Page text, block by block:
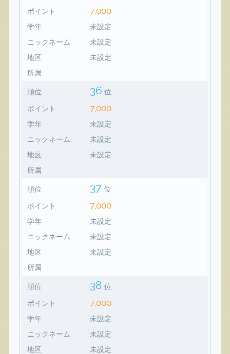
ポイント 7,000
学年
未設定
ニックネーム
未設定
地区
未設定
所属
順位 36 位
ポイント 7,000
学年
未設定
ニックネーム
未設定
地区
未設定
所属
順位 37 位
ポイント 7,000
学年
未設定
ニックネーム
未設定
地区
未設定
所属
順位 38 位
ポイント 7,000
学年
未設定
ニックネーム
未設定
地区
未設定